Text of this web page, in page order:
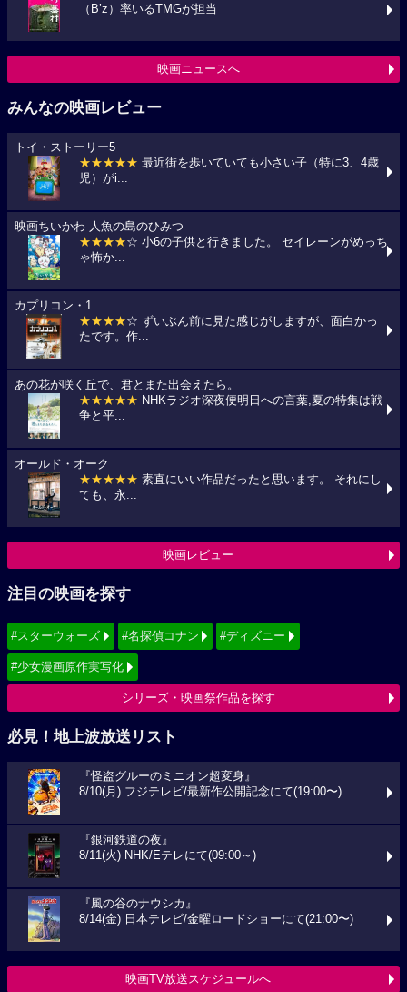
（B’z）率いるTMGが担当
映画ニュースへ
みんなの映画レビュー
トイ・ストーリー5
★★★★★ 最近街を歩いていても小さい子（特に3、4歳
児）がi...
映画ちいかわ 人魚の島のひみつ
★★★★☆ 小6の子供と行きました。 セイレーンがめっち
ゃ怖か...
カプリコン・1
★★★★☆ ずいぶん前に見た感じがしますが、面白かっ
たです。作...
あの花が咲く丘で、君とまた出会えたら。
★★★★★ NHKラジオ深夜便明日への言葉,夏の特集は戦
争と平...
オールド・オーク
★★★★★ 素直にいい作品だったと思います。 それにし
ても、永...
映画レビュー
注目の映画を探す
#スターウォーズ #名探偵コナン #ディズニー
#少女漫画原作実写化
シリーズ・映画祭作品を探す
必見！地上波放送リスト
『怪盗グルーのミニオン超変身』
8/10(月) フジテレビ/最新作公開記念にて(19:00〜)
『銀河鉄道の夜』
8/11(火) NHK/Eテレにて(09:00～)
『風の谷のナウシカ』
8/14(金) 日本テレビ/金曜ロードショーにて(21:00〜)
映画TV放送スケジュールへ